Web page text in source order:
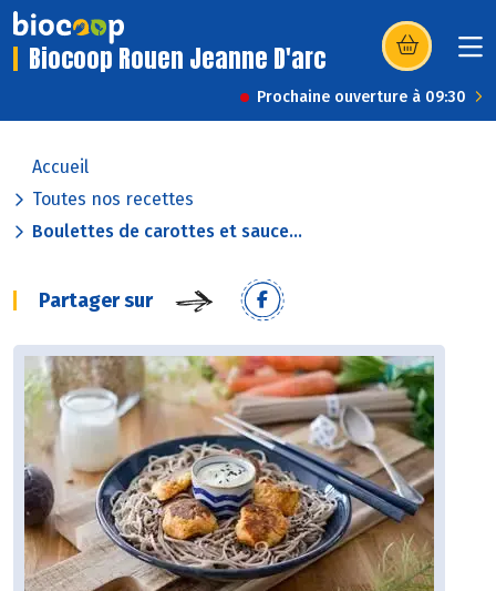
Biocoop Rouen Jeanne D'arc (s’ouvre dans
Prochaine ouverture à 09:30
Accueil
Toutes nos recettes
Boulettes de carottes et sauce...
Partager sur